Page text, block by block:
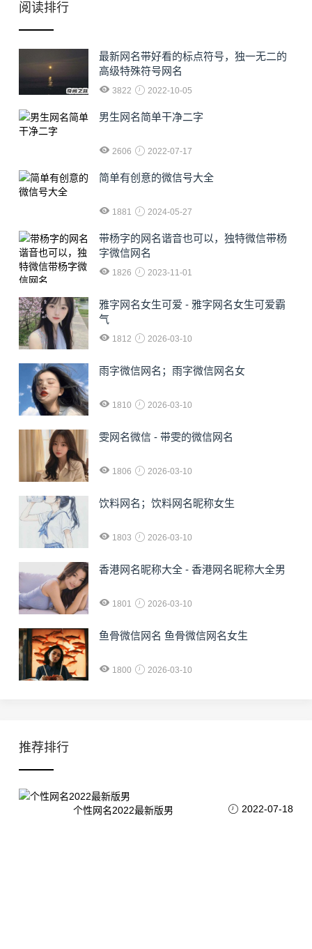
阅读排行
最新网名带好看的标点符号，独一无二的
高级特殊符号网名
3822 2022-10-05
男生网名简单干净二字
2606 2022-07-17
简单有创意的微信号大全
1881 2024-05-27
​带杨字的网名谐音也可以，独特微信带杨
字微信网名
1826 2023-11-01
雅字网名女生可爱 - 雅字网名女生可爱霸
气
1812 2026-03-10
雨字微信网名；雨字微信网名女
1810 2026-03-10
雯网名微信 - 带雯的微信网名
1806 2026-03-10
饮料网名；饮料网名昵称女生
1803 2026-03-10
香港网名昵称大全 - 香港网名昵称大全男
1801 2026-03-10
鱼骨微信网名 鱼骨微信网名女生
1800 2026-03-10
推荐排行
个性网名2022最新版男 2022-07-18